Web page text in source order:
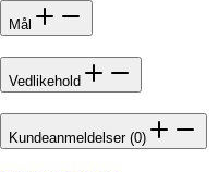
Mål
Vedlikehold
Kundeanmeldelser (0)